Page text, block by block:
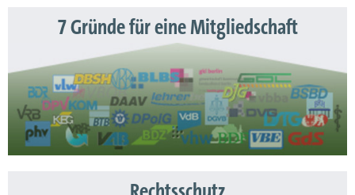
7 Gründe für eine Mitgliedschaft